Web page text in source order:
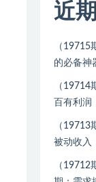
近
（
的必备神
（
百有利润
（
被动收入
（